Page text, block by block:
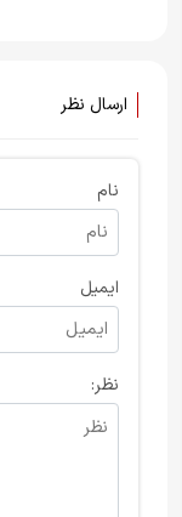
ارسال نظر
نام
ایمیل
نظر: